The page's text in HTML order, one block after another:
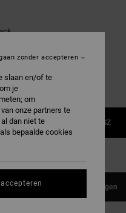
1SZ
In winkelwagen
slaan en/of te
je
om
onze partners te
dan niet te
bepaalde cookies
zonder accepteren